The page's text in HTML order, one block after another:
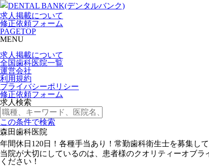
求人掲載について
修正依頼フォーム
PAGETOP
MENU
求人掲載について
全国歯科医院一覧
運営会社
利用規約
プライバシーポリシー
修正依頼フォーム
求人検索
この条件で検索
森田歯科医院
年間休日120日！各種手当あり！常勤歯科衛生士を募集して
当院が大切にしているのは、患者様のクオリティーオブ
ください！